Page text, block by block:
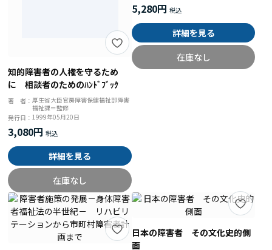
知的障害者の人権を守るため
に 相談者のためのﾊﾝﾄﾞﾌﾞｯｸ
著 者：厚生省大臣官房障害保健福祉部障害
福祉課＝監修
発行日：1999年05月20日
3,080円
詳細を見る
在庫なし
5,280円
詳細を見る
在庫なし
日本の障害者 その文化史的側
面